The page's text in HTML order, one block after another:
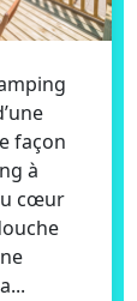
façon
à
cœur